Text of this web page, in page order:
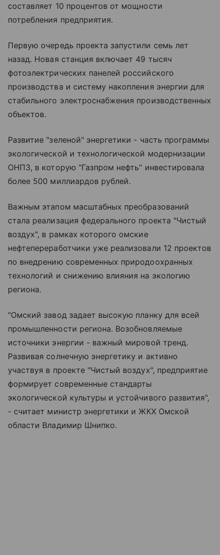
составляет 10 процентов от мощности
потребления предприятия.
Первую очередь проекта запустили семь лет
назад. Новая станция включает 49 тысяч
фотоэлектрических панелей российского
производства и систему накопления энергии для
стабильного электроснабжения производственных
объектов.
Развитие "зеленой" энергетики - часть программы
экологической и технологической модернизации
ОНПЗ, в которую "Газпром нефть" инвестировала
более 500 миллиардов рублей.
Важным этапом масштабных преобразований
стала реализация федерального проекта "Чистый
воздух", в рамках которого омские
нефтепереработчики уже реализовали 12 проектов
по внедрению современных природоохранных
технологий и снижению влияния на экологию
региона.
"Омский завод задает высокую планку для всей
промышленности региона. Возобновляемые
источники энергии - важный мировой тренд.
Развивая солнечную энергетику и активно
участвуя в проекте "Чистый воздух", предприятие
формирует современные стандарты
экологической культуры и устойчивого развития",
- считает министр энергетики и ЖКХ Омской
области Владимир Шнипко.